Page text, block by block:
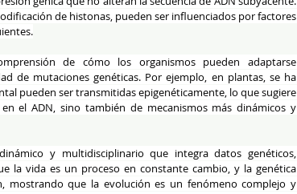
de histonas, pueden ser influenciados por factores
de cómo los organismos pueden adaptarse
de mutaciones genéticas. Por ejemplo, en plantas, se ha
pueden ser transmitidas epigenéticamente, lo que sugiere
el ADN, sino también de mecanismos más dinámicos y
y multidisciplinario que integra datos genéticos,
la vida es un proceso en constante cambio, y la genética
mostrando que la evolución es un fenómeno complejo y